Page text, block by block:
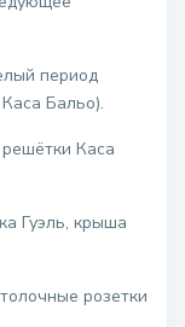
период
Бальо).
Каса
Гуэль, крыша
розетки